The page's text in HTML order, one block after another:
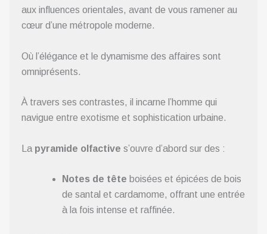
aux influences orientales, avant de vous ramener au
cœur d’une métropole moderne.
Où l’élégance et le dynamisme des affaires sont
omniprésents.
À travers ses contrastes, il incarne l’homme qui
navigue entre exotisme et sophistication urbaine.
La pyramide olfactive s’ouvre d’abord sur des :
Notes de tête boisées et épicées de bois
de santal et cardamome, offrant une entrée
à la fois intense et raffinée.